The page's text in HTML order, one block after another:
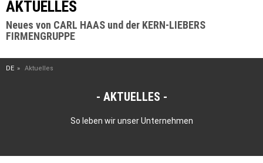
AKTUELLES
Neues von CARL HAAS und der KERN-LIEBERS
FIRMENGRUPPE
DE Aktuelles
AKTUELLES
So leben wir unser Unternehmen